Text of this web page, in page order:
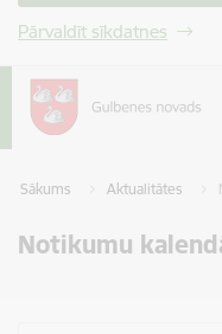
Pārvaldīt sīkdatnes
Sākums Aktualitātes
Notikumu